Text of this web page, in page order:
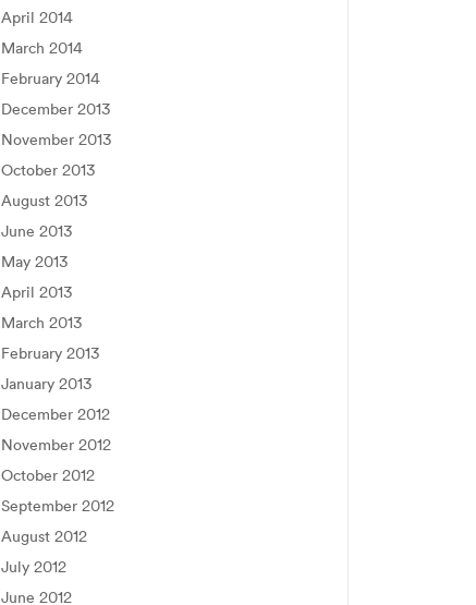
April 2014
March 2014
February 2014
December 2013
November 2013
October 2013
August 2013
June 2013
May 2013
April 2013
March 2013
February 2013
January 2013
December 2012
November 2012
October 2012
September 2012
August 2012
July 2012
June 2012